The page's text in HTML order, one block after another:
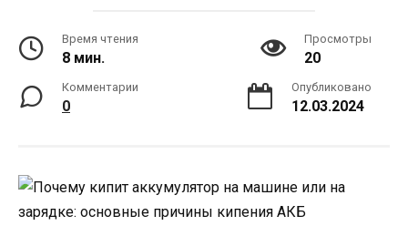
Время чтения
8 мин.
Просмотры
20
Комментарии
0
Опубликовано
12.03.2024